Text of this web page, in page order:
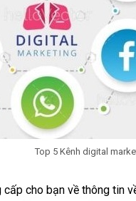
Top 5 Kênh digital
cho bạn về thông tin